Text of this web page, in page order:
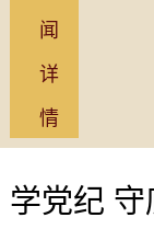
闻
详
情
学党纪